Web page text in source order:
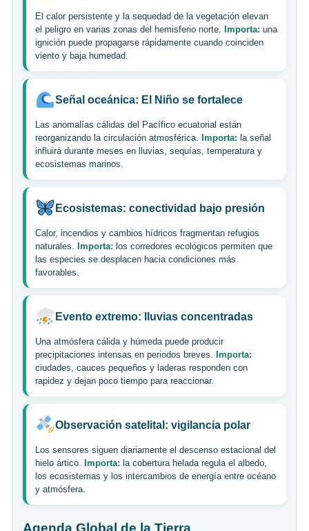
El calor persistente y la sequedad de la vegetación elevan
el peligro en varias zonas del hemisferio norte.
Importa: una
ignición puede propagarse rápidamente cuando coinciden
viento y baja humedad.
Señal oceánica: El Niño se fortalece
Las anomalías cálidas del Pacífico ecuatorial están
reorganizando la circulación atmosférica.
Importa: la señal
influirá durante meses en lluvias, sequías, temperatura y
ecosistemas marinos.
Ecosistemas: conectividad bajo presión
Calor, incendios y cambios hídricos fragmentan refugios
naturales.
Importa: los corredores ecológicos permiten que
las especies se desplacen hacia condiciones más
favorables.
Evento extremo: lluvias concentradas
Una atmósfera cálida y húmeda puede producir
precipitaciones intensas en periodos breves.
Importa:
ciudades, cauces pequeños y laderas responden con
rapidez y dejan poco tiempo para reaccionar.
Observación satelital: vigilancia polar
Los sensores siguen diariamente el descenso estacional del
hielo ártico.
Importa: la cobertura helada regula el albedo,
los ecosistemas y los intercambios de energía entre océano
y atmósfera.
Agenda Global de la Tierra